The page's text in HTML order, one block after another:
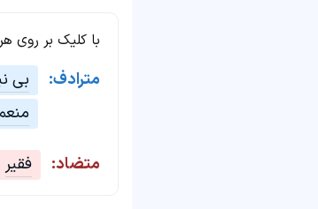
با کلیک بر روی
مترادف: بی
متضاد: فقیر